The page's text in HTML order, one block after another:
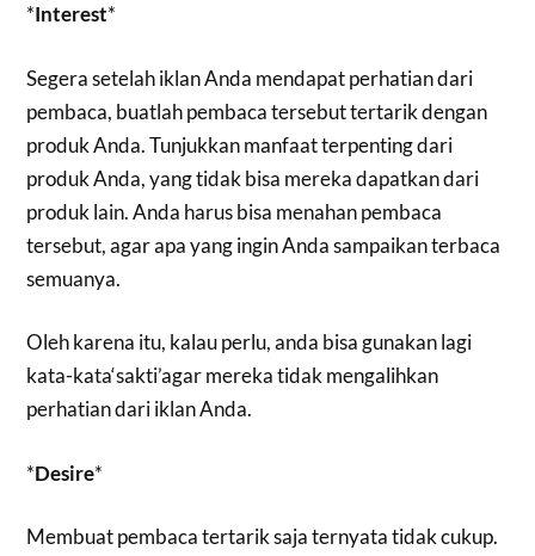
*Interest*
Segera setelah iklan Anda mendapat perhatian dari
pembaca, buatlah pembaca tersebut tertarik dengan
produk Anda. Tunjukkan manfaat terpenting dari
produk Anda, yang tidak bisa mereka dapatkan dari
produk lain. Anda harus bisa menahan pembaca
tersebut, agar apa yang ingin Anda sampaikan terbaca
semuanya.
Oleh karena itu, kalau perlu, anda bisa gunakan lagi
kata-kata‘sakti’agar mereka tidak mengalihkan
perhatian dari iklan Anda.
*Desire*
Membuat pembaca tertarik saja ternyata tidak cukup.